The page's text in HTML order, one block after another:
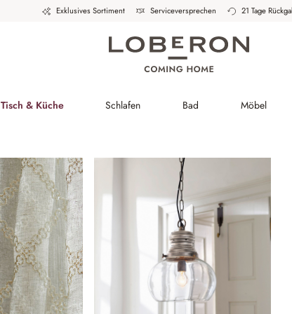
Exklusives Sortiment Serviceversprechen 21 Tage
Tisch & Küche Schlafen Bad Möbel